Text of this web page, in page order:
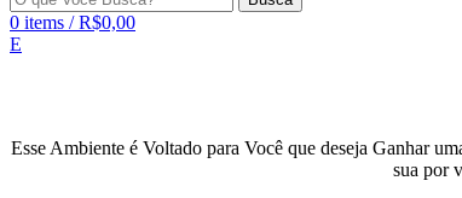
0 items / R$0,00
E
Esse Ambiente é Voltado para Você que deseja Ganhar
sua por